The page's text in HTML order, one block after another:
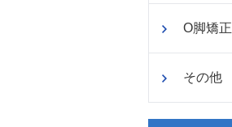
O脚矯正
その他